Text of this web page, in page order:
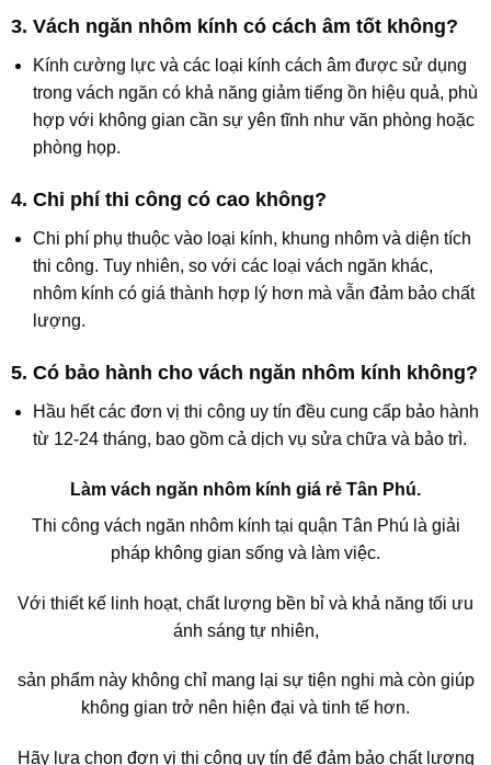
3. Vách ngăn nhôm kính có cách âm tốt không?
Kính cường lực và các loại kính cách âm được sử dụng
trong vách ngăn có khả năng giảm tiếng ồn hiệu quả, phù
hợp với không gian cần sự yên tĩnh như văn phòng hoặc
phòng họp.
4. Chi phí thi công có cao không?
Chi phí phụ thuộc vào loại kính, khung nhôm và diện tích
thi công. Tuy nhiên, so với các loại vách ngăn khác,
nhôm kính có giá thành hợp lý hơn mà vẫn đảm bảo chất
lượng.
5. Có bảo hành cho vách ngăn nhôm kính không?
Hầu hết các đơn vị thi công uy tín đều cung cấp bảo hành
từ 12-24 tháng, bao gồm cả dịch vụ sửa chữa và bảo trì.
Làm vách ngăn nhôm kính giá rẻ Tân Phú.
Thi công vách ngăn nhôm kính tại quận Tân Phú là giải
pháp không gian sống và làm việc.
Với thiết kế linh hoạt, chất lượng bền bỉ và khả năng tối ưu
ánh sáng tự nhiên,
sản phẩm này không chỉ mang lại sự tiện nghi mà còn giúp
không gian trở nên hiện đại và tinh tế hơn.
Hãy lựa chọn đơn vị thi công uy tín để đảm bảo chất lượng